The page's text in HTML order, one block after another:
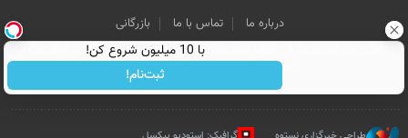
درباره ما تماس با ما
بازرگانی
All Content by Mehr News Agency is licensed under a Creative Commons
Attribution 4.0 International License.
با 10 میلیون شروع کن!
ثبت‌نام!